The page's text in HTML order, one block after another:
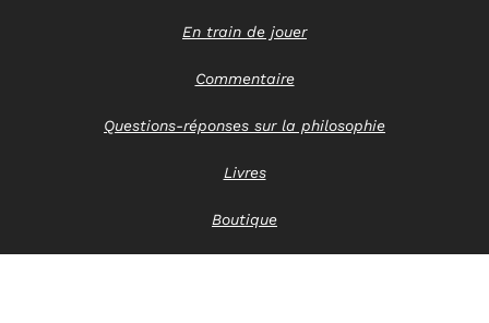
En train de jouer
Commentaire
Questions-réponses sur la philosophie
Livres
Boutique